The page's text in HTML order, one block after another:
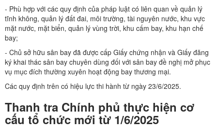
- Phù hợp với các quy định của pháp luật có liên quan về quản lý
tĩnh không, quản lý đất đai, môi trường, tài nguyên nước, khu vực
mặt nước, mặt biển, quản lý vùng trời, khu cấm bay, khu hạn chế
bay;
- Chủ sở hữu sân bay đã được cấp Giấy chứng nhận và Giấy đăng
ký khai thác sân bay chuyên dùng đối với sân bay đề nghị mở phục
vụ mục đích thường xuyên hoạt động bay thương mại.
Các quy định trên có hiệu lực thi hành từ ngày 23/6/2025.
Thanh tra Chính phủ thực hiện cơ
cấu tổ chức mới từ 1/6/2025